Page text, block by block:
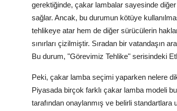
gerektiğinde, çakar lambalar sayesinde
sağlar. Ancak, bu durumun kötüye
tehlikeye atar hem de diğer sürücülerin
sınırları çizilmiştir. Sıradan bir vatandaşın
Bu durum, "Görevimiz Tehlike" serisindeki
Peki, çakar lamba seçimi yaparken nelere
Piyasada birçok farklı çakar lamba modeli
tarafından onaylanmış ve belirli standartlara